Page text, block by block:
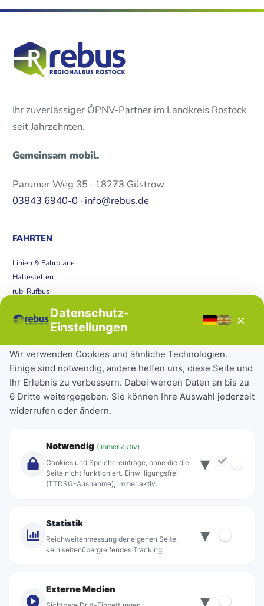
Ihr zuverlässiger ÖPNV-Partner im Landkreis Rostock
seit Jahrzehnten.
Gemeinsam mobil.
Parumer Weg 35 · 18273 Güstrow
03843 6940-0 · info@rebus.de
FAHRTEN
Linien & Fahrpläne
Haltestellen
rubi Rufbus
Störungen
Tickets & Tarife
Deutschlandticket
Schülerkarte
Einzeltickets
Abonnements
Über Rebus
Standorte
Datenschutz-
Einstellungen
×
Wir verwenden Cookies und ähnliche Technologien.
Einige sind notwendig, andere helfen uns, diese Seite und
Ihr Erlebnis zu verbessern. Dabei werden Daten an bis zu
6 Dritte weitergegeben. Sie können Ihre Auswahl jederzeit
widerrufen oder ändern.
Notwendig (Immer aktiv)
Cookies und Speichereinträge, ohne die die
Seite nicht funktioniert. Einwilligungsfrei
(TTDSG-Ausnahme), immer aktiv.
▾
Statistik
Reichweitenmessung der eigenen Seite,
kein seitenübergreifendes Tracking.
▾
Externe Medien
▾